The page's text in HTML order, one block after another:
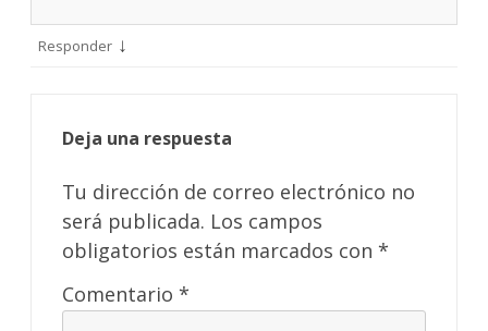
Responder ↓
Deja una respuesta
Tu dirección de correo electrónico no
será publicada. Los campos
obligatorios están marcados con *
Comentario *